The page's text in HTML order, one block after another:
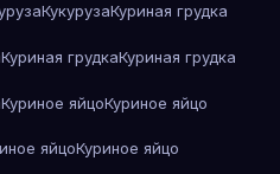
КукурузаКуриная грудка
Куриная грудкаКуриная грудка
Куриное яйцоКуриное яйцо
яйцоКуриное яйцо